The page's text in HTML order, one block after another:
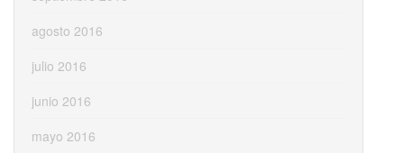
agosto 2016
julio 2016
junio 2016
mayo 2016